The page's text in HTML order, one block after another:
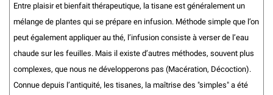
Entre plaisir et bienfait thérapeutique, la tisane est généralement un
mélange de plantes qui se prépare en infusion. Méthode simple que l’on
peut également appliquer au thé, l’infusion consiste à verser de l’eau
chaude sur les feuilles. Mais il existe d’autres méthodes, souvent plus
complexes, que nous ne développerons pas (Macération, Décoction).
Connue depuis l’antiquité, les tisanes, la maîtrise des "simples" a été